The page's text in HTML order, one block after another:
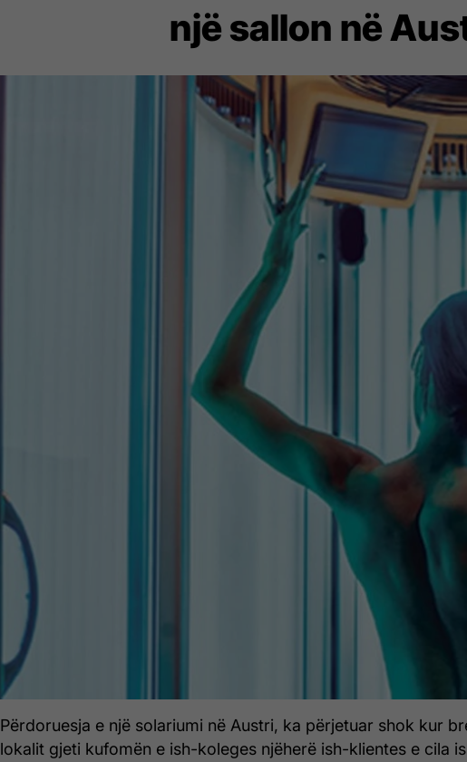
një sallon në
Përdoruesja e një solariumi në Austri, ka përjetuar shok kur
lokalit gjeti kufomën e ish-koleges njëherë ish-klientes e cila